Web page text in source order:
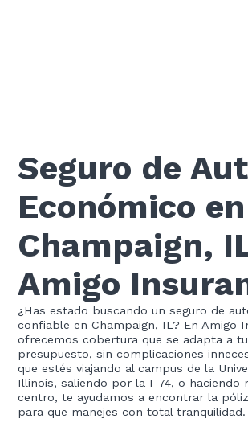
Seguro de
Económico en
Champaign,
Amigo
¿Has estado buscando un seguro de
confiable en Champaign, IL? En Amigo
ofrecemos cobertura que se adapta a
presupuesto, sin complicaciones
que estés viajando al campus de la
Illinois, saliendo por la I-74, o haciendo
centro, te ayudamos a encontrar la
para que manejes con total tranquilidad.